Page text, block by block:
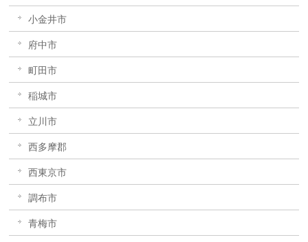
小金井市
府中市
町田市
稲城市
立川市
西多摩郡
西東京市
調布市
青梅市